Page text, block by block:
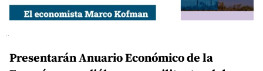
Presentarán Anuario Económico de la